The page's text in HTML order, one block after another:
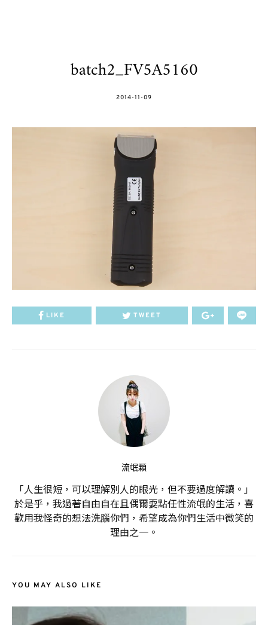
batch2_FV5A5160
POSTED
2014-11-09
LIKE TWEET
流氓顆
「人生很短，可以理解別人的眼光，但不要過度解讀。」
於是乎，我過著自由自在且偶爾耍點任性流氓的生活，喜
歡用我怪奇的想法洗腦你們，希望成為你們生活中微笑的
理由之一。
YOU MAY ALSO LIKE